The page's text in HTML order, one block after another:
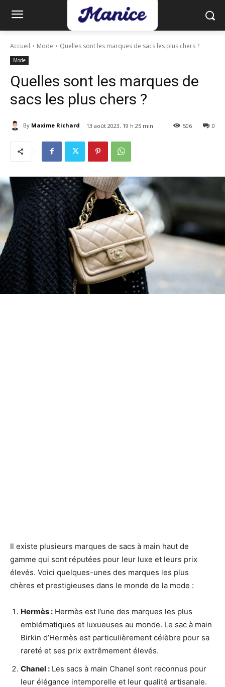
Accueil Mode Quelles sont les marques de sacs les plus chers ?
Mode
Quelles sont les marques de
sacs les plus chers ?
By Maxime Richard 13 août 2023, 19 h 25 min 0
506
Il existe plusieurs marques de sacs à main haut de
gamme qui sont réputées pour leur luxe et leurs prix
élevés. Voici quelques-unes des marques les plus
chères et prestigieuses dans le monde de la mode :
Hermès : Hermès est l’une des marques les plus
emblématiques et luxueuses au monde. Le sac à main
Birkin d’Hermès est particulièrement célèbre pour sa
rareté et ses prix extrêmement élevés.
Chanel : Les sacs à main Chanel sont reconnus pour
leur élégance intemporelle et leur qualité artisanale.